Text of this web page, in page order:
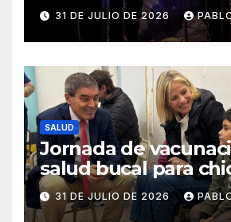
31 DE JULIO DE 2026
SALUD
Jornada de
salud bucal para
31 DE JULIO DE 2026